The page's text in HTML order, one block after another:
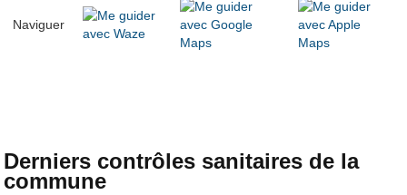
Naviguer
Derniers contrôles sanitaires de la
commune